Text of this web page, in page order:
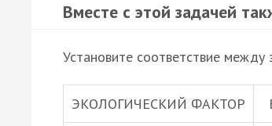
Вместе с этой задачей
Установите соответствие
ЭКОЛОГИЧЕСКИЙ ФАКТОР